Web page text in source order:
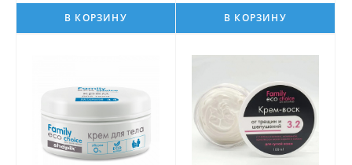
В КОРЗИНУ В КОРЗИНУ